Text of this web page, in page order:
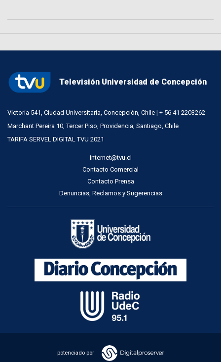
Televisión Universidad de Concepción
Victoria 541, Ciudad Universitaria, Concepción, Chile | + 56 41 2203262
Marchant Pereira 10, Tercer Piso, Providencia, Santiago, Chile
TARIFA SERVEL DIGITAL TVU 2021
internet@tvu.cl
Contacto Comercial
Contacto Prensa
Denuncias, Reclamos y Sugerencias
potenciado por